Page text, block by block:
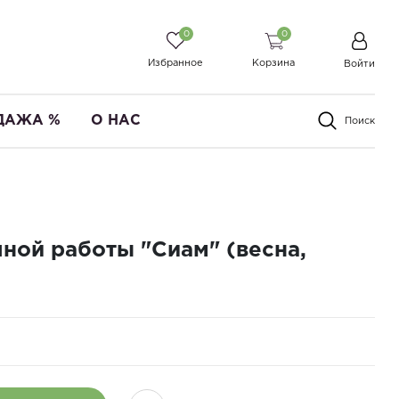
0
Избранное
0
Корзина Войти
% О НАС Поиск
работы "Сиам" (весна,